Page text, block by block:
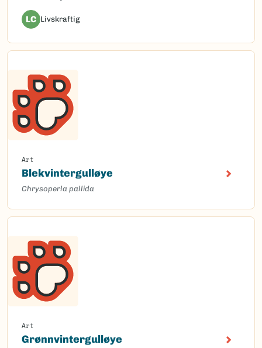
LC Livskraftig
Art
Blekvintergulløye
Chrysoperla pallida
Art
Grønnvintergulløye